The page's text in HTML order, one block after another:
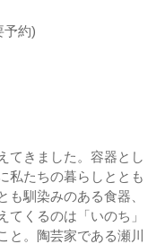
予約)
てきました。容器とし
私たちの暮らしととも
馴染みのある食器、
くるのは「いのち」
と。陶芸家である瀬川